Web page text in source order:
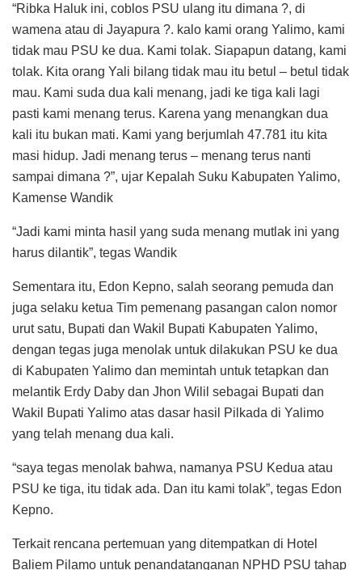
“Ribka Haluk ini, coblos PSU ulang itu dimana ?, di
wamena atau di Jayapura ?. kalo kami orang Yalimo, kami
tidak mau PSU ke dua. Kami tolak. Siapapun datang, kami
tolak. Kita orang Yali bilang tidak mau itu betul – betul tidak
mau. Kami suda dua kali menang, jadi ke tiga kali lagi
pasti kami menang terus. Karena yang menangkan dua
kali itu bukan mati. Kami yang berjumlah 47.781 itu kita
masi hidup. Jadi menang terus – menang terus nanti
sampai dimana ?”, ujar Kepalah Suku Kabupaten Yalimo,
Kamense Wandik
“Jadi kami minta hasil yang suda menang mutlak ini yang
harus dilantik”, tegas Wandik
Sementara itu, Edon Kepno, salah seorang pemuda dan
juga selaku ketua Tim pemenang pasangan calon nomor
urut satu, Bupati dan Wakil Bupati Kabupaten Yalimo,
dengan tegas juga menolak untuk dilakukan PSU ke dua
di Kabupaten Yalimo dan memintah untuk tetapkan dan
melantik Erdy Daby dan Jhon Wilil sebagai Bupati dan
Wakil Bupati Yalimo atas dasar hasil Pilkada di Yalimo
yang telah menang dua kali.
“saya tegas menolak bahwa, namanya PSU Kedua atau
PSU ke tiga, itu tidak ada. Dan itu kami tolak”, tegas Edon
Kepno.
Terkait rencana pertemuan yang ditempatkan di Hotel
Baliem Pilamo untuk penandatanganan NPHD PSU tahap